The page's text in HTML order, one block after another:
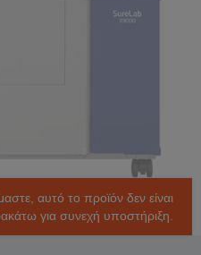
αυτό το προϊόν δεν είναι
για συνεχή υποστήριξη.